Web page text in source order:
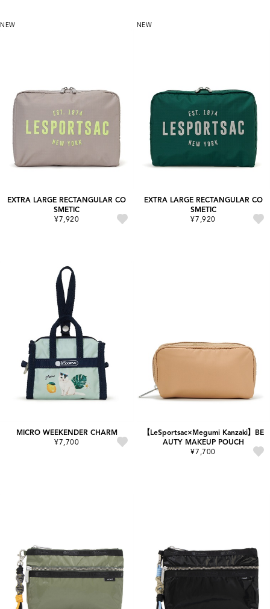
NEW
EXTRA LARGE RECTANGULAR CO
SMETIC
¥7,920
NEW
EXTRA LARGE RECTANGULAR CO
SMETIC
¥7,920
MICRO WEEKENDER CHARM
¥7,700
【LeSportsac×Megumi Kanzaki】BE
AUTY MAKEUP POUCH
¥7,700